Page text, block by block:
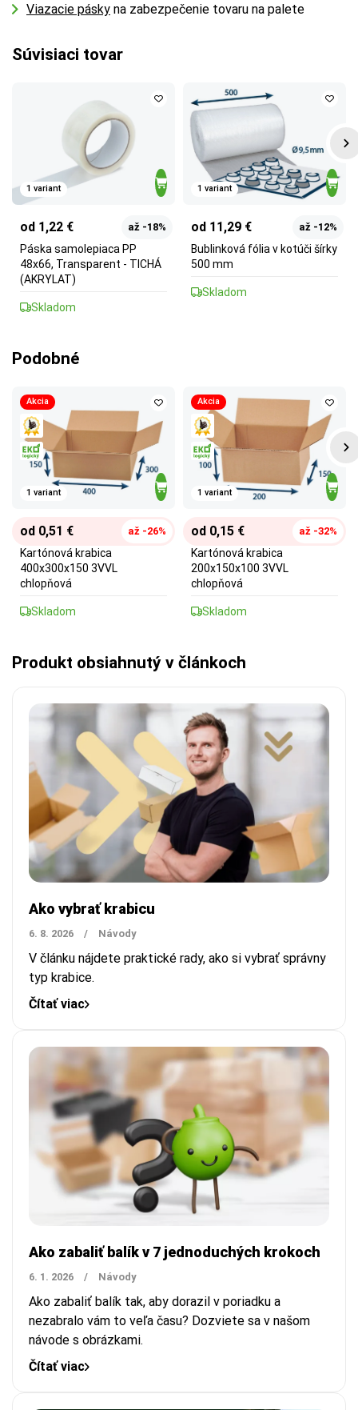
Viazacie pásky na zabezpečenie tovaru na palete
Súvisiaci tovar
1 variant
od 1,22 € až -18%
Páska samolepiaca PP
48x66, Transparent - TICHÁ
(AKRYLAT)
Skladom
1 variant
od 11,29 € až -12%
Bublinková fólia v kotúči šírky
500 mm
Skladom
Podobné
Akcia
1 variant
od 0,51 € až -26%
Kartónová krabica
400x300x150 3VVL
chlopňová
Skladom
Akcia
1 variant
od 0,15 € až -32%
Kartónová krabica
200x150x100 3VVL
chlopňová
Skladom
Produkt obsiahnutý v článkoch
Ako vybrať krabicu
6. 8. 2026 / Návody
V článku nájdete praktické rady, ako si vybrať správny
typ krabice.
Čítať viac
Ako zabaliť balík v 7 jednoduchých krokoch
6. 1. 2026 / Návody
Ako zabaliť balík tak, aby dorazil v poriadku a
nezabralo vám to veľa času? Dozviete sa v našom
návode s obrázkami.
Čítať viac